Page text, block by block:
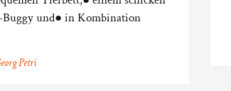
Buggy und● in Kombination
Petri